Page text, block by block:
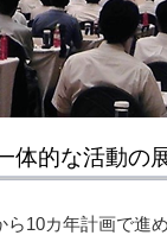
体的な活動の
10カ年計画で進